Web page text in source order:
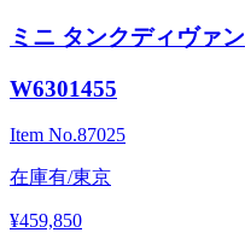
ミニ タンクディヴァン
W6301455
Item No.87025
在庫有/東京
¥459,850